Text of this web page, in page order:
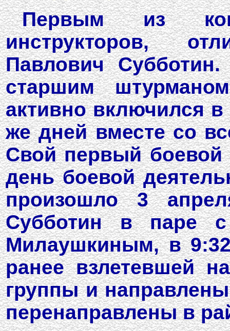
Первым из
инструкторов,
Павлович
старшим
активно включился
же дней вместе со
Свой первый
день боевой
произошло 3
Субботин в паре
Милаушкиным, в
ранее взлетевшей
группы и
перенаправлены в